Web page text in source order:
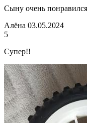
Сыну очень
Алёна 03.05.2024
5
Супер!!